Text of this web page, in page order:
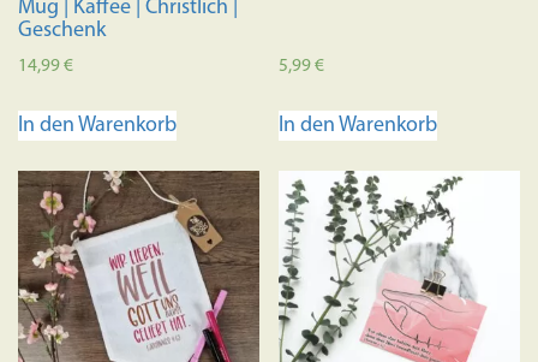
Mug | Kaffee | Christlich |
Geschenk
14,99€
In den Warenkorb
5,99€
In den Warenkorb